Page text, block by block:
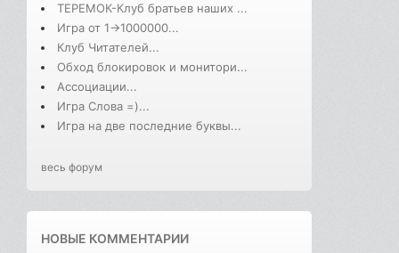
ТЕРЕМОК-Клуб братьев наших ...
Игра от 1->1000000...
Клуб Читателей...
Обход блокировок и монитори...
Ассоциации...
Игра Слова =)...
Игра на две последние буквы...
весь форум
НОВЫЕ КОММЕНТАРИИ